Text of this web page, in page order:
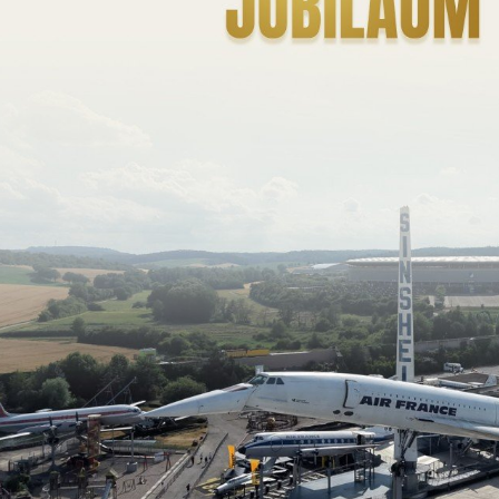
Ihr Immobilienpartner seit 1996
Seit drei Jahrzehntenist Global Invest Ihr
zuverlässiger Partner für Immobilien.
Lassen Sie den aktuellen Wert Ihrer Immobilie
unverbindlich undkostenfreiermitteln.
ZUR ONLINE-BEWERTUNG